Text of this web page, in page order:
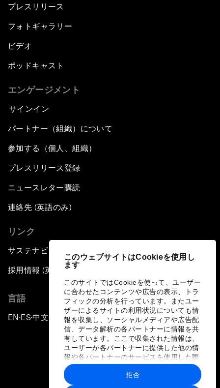
このウェブサイトはCookieを使用し
ます
このサイトではCookieを使って、ユーザー
に合わせたコンテンツや広告の表示、トラ
フィックの分析を行っています。またユー
ザーによるサイトの利用状況についても情
報を収集し、ソーシャルメディアや広告配
信、データ解析の各パートナーに情報を共
有しています。ここで収集された情報は、
ユーザーが各パートナーに提供した他の情
報や各パートナーのサービスを使用した際
に収集された情報と組み合わされ、各パー
トナーによって使用されることがありま
す。
拒否
プレスリリース
フォトギャラリー
ビデオ
ポッドキャスト
エンゲージメント
サインイン
パートナー（組織）について
参加する（個人、組織）
プレスリリース登録
ニュースレター購読
連絡先 (英語のみ)
リンク
サステナビリティへの取り組み
採用情報 (英語のみ)
言語
EN ▪ES▪中文▪ 日本語
プライバシーポリシーと利用規約